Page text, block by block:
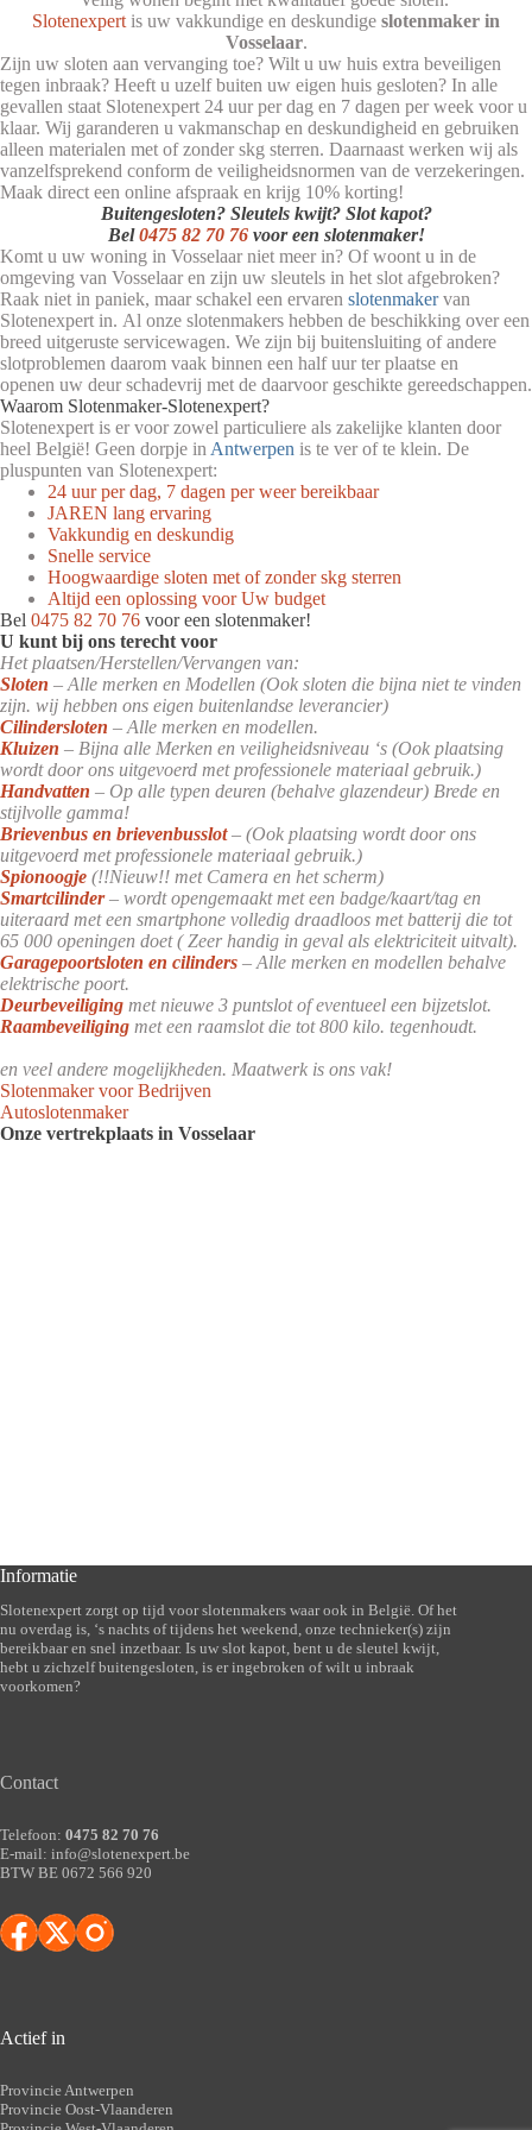
Slotenexpert is uw vakkundige en deskundige slotenmaker in
Vosselaar.
Zijn uw sloten aan vervanging toe? Wilt u uw huis extra beveiligen
tegen inbraak? Heeft u uzelf buiten uw eigen huis gesloten? In alle
gevallen staat Slotenexpert 24 uur per dag en 7 dagen per week voor u
klaar. Wij garanderen u vakmanschap en deskundigheid en gebruiken
alleen materialen met of zonder skg sterren. Daarnaast werken wij als
vanzelfsprekend conform de veiligheidsnormen van de verzekeringen.
Maak direct een online afspraak en krijg 10% korting!
Buitengesloten? Sleutels kwijt? Slot kapot?
Bel0475 82 70 76voor een slotenmaker!
Komt u uw woning in Vosselaar niet meer in? Of woont u in de
omgeving van Vosselaar en zijn uw sleutels in het slot afgebroken?
Raak niet in paniek, maar schakel een ervaren slotenmakervan
Slotenexpert in. Al onze slotenmakers hebben de beschikking over een
breed uitgeruste servicewagen. We zijn bij buitensluiting of andere
slotproblemen daarom vaak binnen een half uur ter plaatse en
openen uw deur schadevrij met de daarvoor geschikte gereedschappen.
Waarom Slotenmaker-Slotenexpert?
Slotenexpert is er voor zowel particuliere als zakelijke klanten door
heel België! Geen dorpje in Antwerpen is te ver of te klein. De
pluspunten van Slotenexpert:
24 uur per dag, 7 dagen per weer bereikbaar
JAREN lang ervaring
Vakkundig en deskundig
Snelle service
Hoogwaardige sloten met of zonder skg sterren
Altijd een oplossing voor Uw budget
Bel 0475 82 70 76 voor een slotenmaker!
U kunt bij ons terecht voor
Het plaatsen/Herstellen/Vervangen van:
Sloten – Alle merken en Modellen (Ook sloten die bijna niet te vinden
zijn. wij hebben ons eigen buitenlandse leverancier)
Cilindersloten – Alle merken en modellen.
Kluizen – Bijna alle Merken en veiligheidsniveau ‘s (Ook plaatsing
wordt door ons uitgevoerd met professionele materiaal gebruik.)
Handvatten – Op alle typen deuren (behalve glazendeur) Brede en
stijlvolle gamma!
Brievenbus en brievenbusslot– (Ook plaatsing wordt door ons
uitgevoerd met professionele materiaal gebruik.)
Spionoogje (!!Nieuw!! met Camera en het scherm)
Smartcilinder– wordt opengemaakt met een badge/kaart/tag en
uiteraard met een smartphone volledig draadloos met batterij die tot
65 000 openingen doet ( Zeer handig in geval als elektriciteit uitvalt).
Garagepoortsloten en cilinders – Alle merken en modellen behalve
elektrische poort.
Deurbeveiliging met nieuwe 3 puntslot of eventueel een bijzetslot.
Raambeveiliging met een raamslot die tot 800 kilo. tegenhoudt.
en veel andere mogelijkheden. Maatwerk is ons vak!
Slotenmaker voor Bedrijven
Autoslotenmaker
Onze vertrekplaats in Vosselaar
Informatie
Slotenexpert zorgt op tijd voor slotenmakers waar ook in België. Of het
nu overdag is, ‘s nachts of tijdens het weekend, onze technieker(s) zijn
bereikbaar en snel inzetbaar. Is uw slot kapot, bent u de sleutel kwijt,
hebt u zichzelf buitengesloten, is er ingebroken of wilt u inbraak
voorkomen?
Contact
Telefoon: 0475 82 70 76
E-mail: info@slotenexpert.be
BTW BE 0672 566 920
Actief in
Provincie Antwerpen
Provincie Oost-Vlaanderen